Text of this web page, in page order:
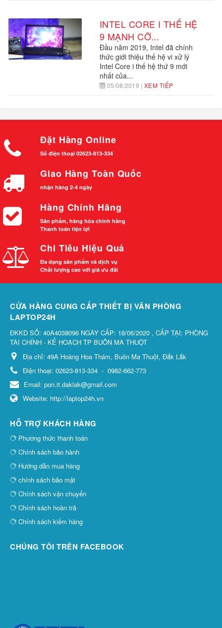
INTEL CORE I THẾ HỆ
9 MẠNH CỠ...
Đầu năm 2019, Intel đã chính
thức giới thiệu thế hệ vi xử lý
Intel Core i thế hệ thứ 9 mới
nhất của...
05/08/2019 | XEM TIẾP
Đặt Hàng Online
Số điện thoại 02623-813-334
Giao Hàng Toàn Quốc
nhận hàng 2-4 ngày
Hàng Chính Hãng
Sản phẩm, hàng hóa chính hãng
Thanh toán tiện lợi
Chi Tiêu Hiệu Quả
Đa dạng sản phẩm và dịch vụ
Chất lượng cao với giá ưu đãi
CỬA HÀNG CUNG CẤP THIẾT BỊ VĂN PHÒNG
LAPTOP24H
ĐKKD SỐ: 40A4038096 NGÀY CẤP: 18/06/2020 , CẤP TẠI: PHÒNG
TÀI CHÍNH - KẾ HOẠCH TP BUÔN MA THUỘT
Địa chỉ: 49A Hoàng Hoa Thám, Buôn Ma Thuột, Đắk Lắk
Điện thoại: 02623-813-334 - 0982-662-773
Email: pon.it.daklak@gmail.com
Website: http://laptop24h.vn
HỖ TRỢ KHÁCH HÀNG
Phương thức thanh toán
Chính sách bảo hành
Hướng dẫn mua hàng
chính sách bảo mật
Chính sách vận chuyển
Chính sách hoàn trả
Chính sách kiểm hàng
CHÚNG TÔI TRÊN FACEBOOK